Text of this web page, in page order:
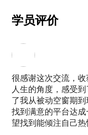
学员评价
很感谢这次交流，
人生的角度，感受
了我从被动空窗期
找到满意的平台达
望找到能倾注自己热